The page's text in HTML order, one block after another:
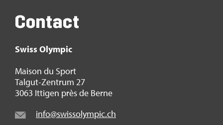
Contact
Swiss Olym­pic
Mai­son du Sport
Tal­gut-Zen­trum 27
3063 Itti­gen près de Berne
info@​swi​ssol​ympi​c.​ch